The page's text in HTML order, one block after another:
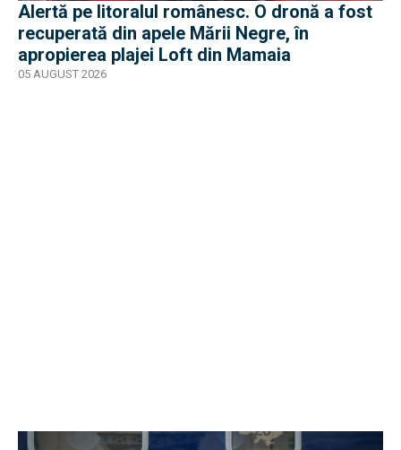
Alertă pe litoralul românesc. O dronă a fost
recuperată din apele Mării Negre, în
apropierea plajei Loft din Mamaia
05 AUGUST 2026